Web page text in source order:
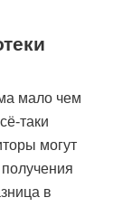
мало чем
таки
могут
в